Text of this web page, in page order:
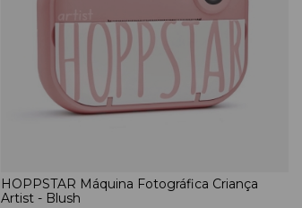
HOPPSTAR Máquina Fotográfica Criança
Artist - Blush